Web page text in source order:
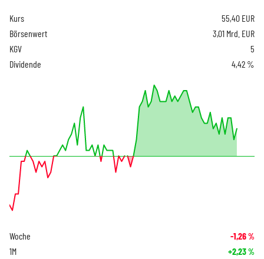
Kurs 55,40 EUR
Börsenwert
3,01 Mrd. EUR
KGV
5
Dividende
4,42 %
Woche -1,26%
1M +2,23%